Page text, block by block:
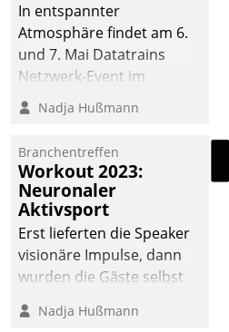
In entspannter
Atmosphäre findet am 6.
und 7. Mai Datatrains
Netzwerk-Event im
Kunden- und Partnerkreis
statt. Zentrale Frage: Wie
Mammutprojekte
meistern und Workloads
wuppen – bei zunehmend
anspruchsvollen
Aufgaben und
abnehmendem
Nadja Hußmann
Branchentreffen
Workout 2023:
Neuronaler
Aktivsport
Erst lieferten die Speaker
visionäre Impulse, dann
wurden die Gäste selbst
methodisch
Nadja Hußmann